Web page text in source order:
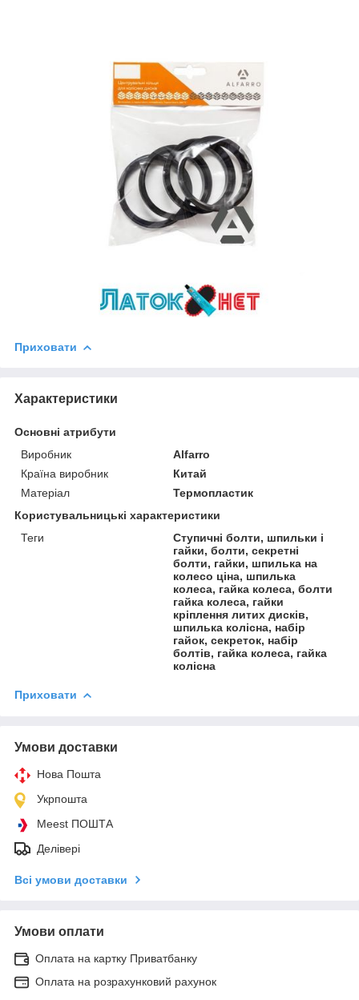
Приховати
Характеристики
Основні атрибути
Виробник
Alfarro
Країна виробник
Китай
Матеріал
Термопластик
Користувальницькі характеристики
Теги
Ступичні болти, шпильки і
гайки, болти, секретні
болти, гайки, шпилька на
колесо ціна, шпилька
колеса, гайка колеса, болти
гайка колеса, гайки
кріплення литих дисків,
шпилька колісна, набір
гайок, секреток, набір
болтів, гайка колеса, гайка
колісна
Приховати
Умови доставки
Нова Пошта
Укрпошта
Meest ПОШТА
Делівері
Всі умови доставки
Умови оплати
Оплата на картку Приватбанку
Оплата на розрахунковий рахунок